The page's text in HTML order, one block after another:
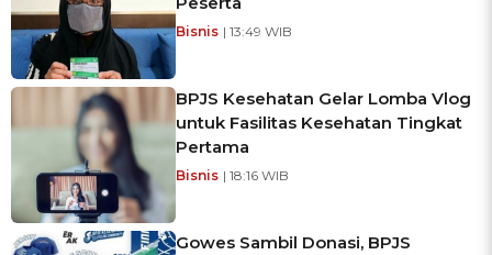
Bisnis | 13:49 WIB
BPJS Kesehatan Gelar Lomba Vlog
untuk Fasilitas Kesehatan Tingkat
Pertama
Bisnis | 18:16 WIB
Gowes Sambil Donasi, BPJS